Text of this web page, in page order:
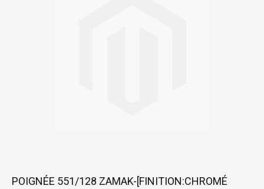
Skip
POIGNÉE 551/128 ZAMAK-[FINITION:CHROMÉ